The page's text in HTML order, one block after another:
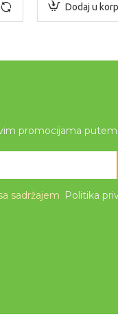
Dodaj u
promocijama
sadržajem Politika